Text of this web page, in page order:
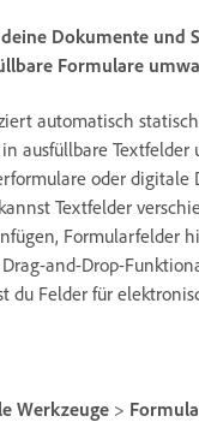
Dokumente und
Formulare
automatisch
ausfüllbare Textfelder
oder digitale
Textfelder
Formularfelder
and-Drop-
du Felder für
Werkzeuge >